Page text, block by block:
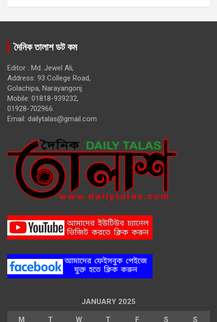
দৈনিক তালাশ ডট কম
Editor : Md. Jewel Ali,
Address: 93 College Road,
Golachipa, Narayangonj.
Mobile: 01818-939232,
01928-702966.
Email: dailytalas@gmail.com
JANUARY 2025
M T W T F S S